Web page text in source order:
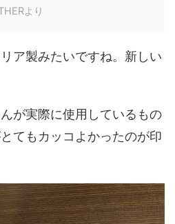
より
ア製みたいですね。新しい
が実際に使用しているもの
てもカッコよかったのが印